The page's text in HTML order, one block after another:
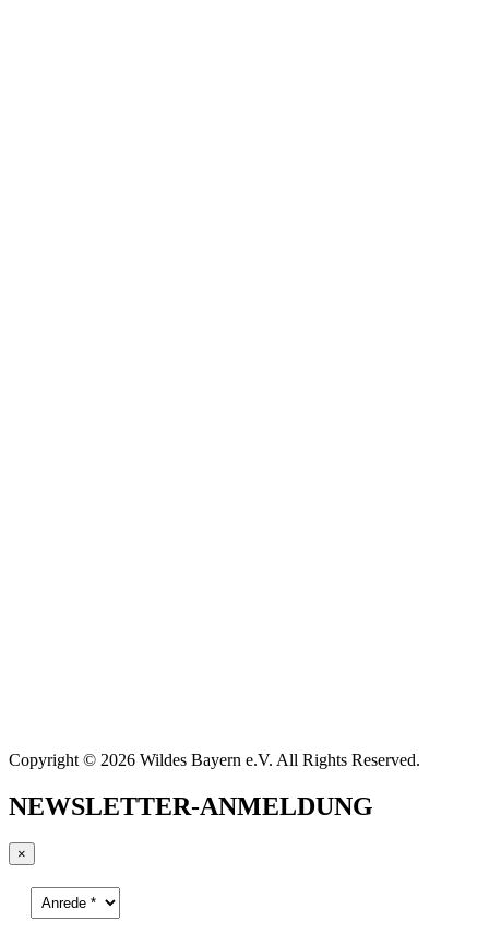
Copyright © 2026 Wildes Bayern e.V. All Rights Reserved.
NEWSLETTER-ANMELDUNG
×